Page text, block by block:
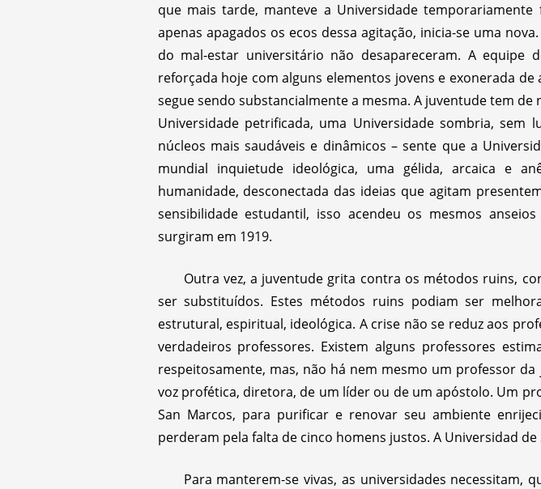
que mais tarde, manteve a Universidade
apenas apagados os ecos dessa agitação, inicia-se uma
do mal-estar universitário não desapareceram. A equipe
reforçada hoje com alguns elementos jovens e exonerada
segue sendo substancialmente a mesma. A juventude tem
Universidade petrificada, uma Universidade sombria,
núcleos mais saudáveis e dinâmicos – sente que a
mundial inquietude ideológica, uma gélida, arcaica e
humanidade, desconectada das ideias que agitam
sensibilidade estudantil, isso acendeu os mesmos
surgiram em 1919.
Outra vez, a juventude grita contra os métodos ruins,
ser substituídos. Estes métodos ruins podiam ser
estrutural, espiritual, ideológica. A crise não se reduz aos
verdadeiros professores. Existem alguns professores
respeitosamente, mas, não há nem mesmo um professor
voz profética, diretora, de um líder ou de um apóstolo. Um
San Marcos, para purificar e renovar seu ambiente
perderam pela falta de cinco homens justos. A Universidad
Para manterem-se vivas, as universidades necessitam,